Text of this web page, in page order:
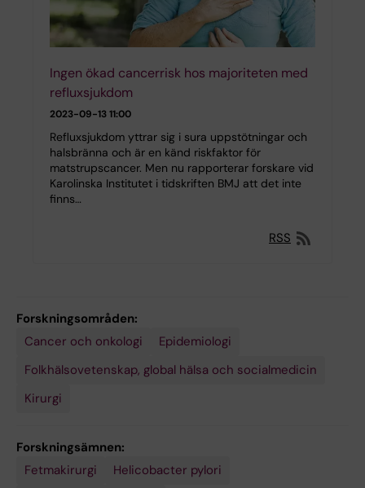
Ingen ökad cancerrisk hos majoriteten med
refluxsjukdom
2023-09-13 11:00
Refluxsjukdom yttrar sig i sura uppstötningar och
halsbränna och är en känd riskfaktor för
matstrupscancer. Men nu rapporterar forskare vid
Karolinska Institutet i tidskriften BMJ att det inte
finns…
RSS
Forskningsområden:
Cancer och onkologi
Epidemiologi
Folkhälsovetenskap, global hälsa och socialmedicin
Kirurgi
Forskningsämnen:
Fetmakirurgi
Helicobacter pylori